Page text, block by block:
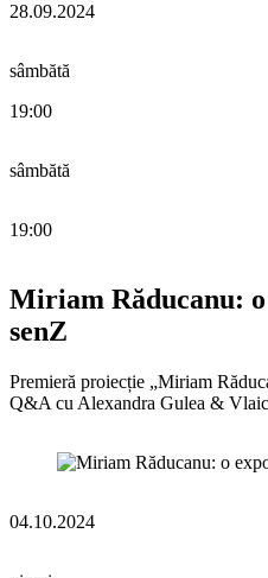
28.09.2024
sâmbătă
19:00
sâmbătă
19:00
Miriam Răducanu:
senZ
Premieră proiecție „Miriam
Q&A cu Alexandra Gulea &
04.10.2024